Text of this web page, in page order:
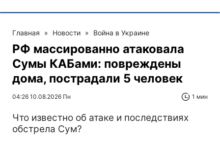
Главная » Новости » Война в Украине
РФ массированно атаковала
Сумы КАБами: повреждены
дома, пострадали 5 человек
04:26 10.08.2026 Пн 1 мин
Что известно об атаке и последствиях
обстрела Сум?